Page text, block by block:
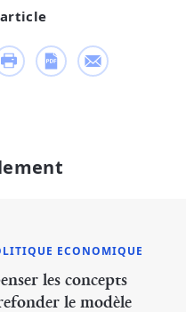
ECONOMIQUE
les concepts
le modèle